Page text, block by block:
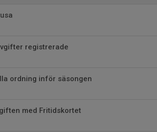
registrerade
ordning inför säsongen
med Fritidskortet